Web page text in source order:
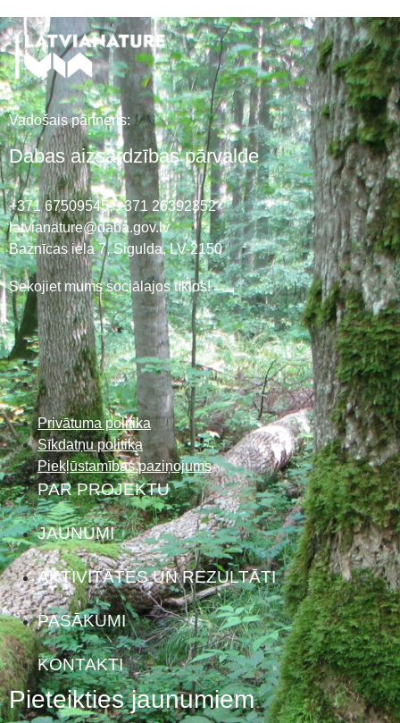
Vadošais partneris:
Dabas aizsardzības pārvalde
+371 67509545,+371 26392352
latvianature@daba.gov.lv
Baznīcas iela 7, Sigulda, LV-2150
Sekojiet mums sociālajos tīklos!
Privātuma politika
Sīkdatņu politika
Piekļūstamības paziņojums
PAR PROJEKTU
JAUNUMI
AKTIVITĀTES UN REZULTĀTI
PASĀKUMI
KONTAKTI
Pieteikties jaunumiem